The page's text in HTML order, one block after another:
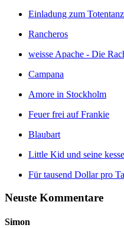
Einladung zum Totentanz
Rancheros
weisse Apache - Die
Campana
Amore in Stockholm
Feuer frei auf Frankie
Blaubart
Little Kid und seine
Für tausend Dollar pro
Neuste Kommentare
Simon